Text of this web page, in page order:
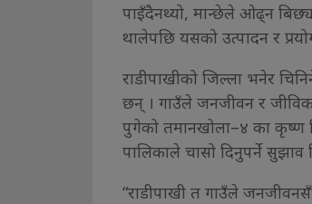
पाइँदैनथ्यो, मान्छेले ओढ्न
थालेपछि यसको उत्पादन र
राडीपाखीको जिल्ला भनेर
छन् । गाउँले जनजीवन र
पुगेको तमानखोला–४ का कृष्ण
पालिकाले चासो दिनुपर्ने सुझाव
“राडीपाखी त गाउँले